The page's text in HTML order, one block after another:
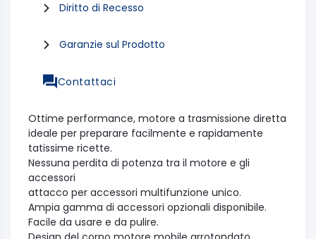
Diritto di Recesso
Garanzie sul Prodotto
Contattaci
Ottime performance, motore a trasmissione diretta
ideale per preparare facilmente e rapidamente
tatissime ricette.
Nessuna perdita di potenza tra il motore e gli
accessori
attacco per accessori multifunzione unico.
Ampia gamma di accessori opzionali disponibile.
Facile da usare e da pulire.